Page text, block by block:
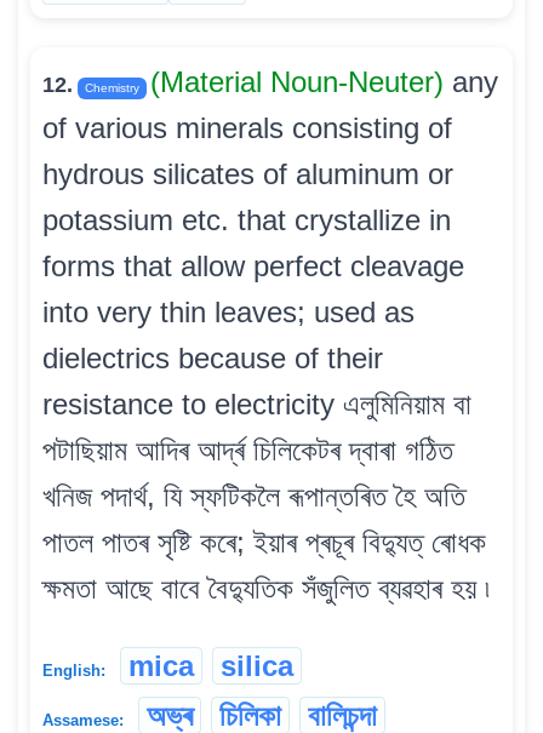
12. Chemistry (Material Noun-Neuter) any
of various minerals consisting of
hydrous silicates of aluminum or
potassium etc. that crystallize in
forms that allow perfect cleavage
into very thin leaves; used as
dielectrics because of their
resistance to electricity এলুমিনিয়াম বা
পটাছিয়াম আদিৰ আৰ্দ্ৰ চিলিকেটৰ দ্বাৰা গঠিত
খনিজ পদাৰ্থ, যি স্ফটিকলৈ ৰূপান্তৰিত হৈ অতি
পাতল পাতৰ সৃষ্টি কৰে; ইয়াৰ প্ৰচূৰ বিদ্যুত্ ৰোধক
ক্ষমতা আছে বাবে বৈদ্যুতিক সঁজুলিত ব্যৱহাৰ হয় ৷
English: mica silica
Assamese: অভ্ৰ চিলিকা বালিচন্দা